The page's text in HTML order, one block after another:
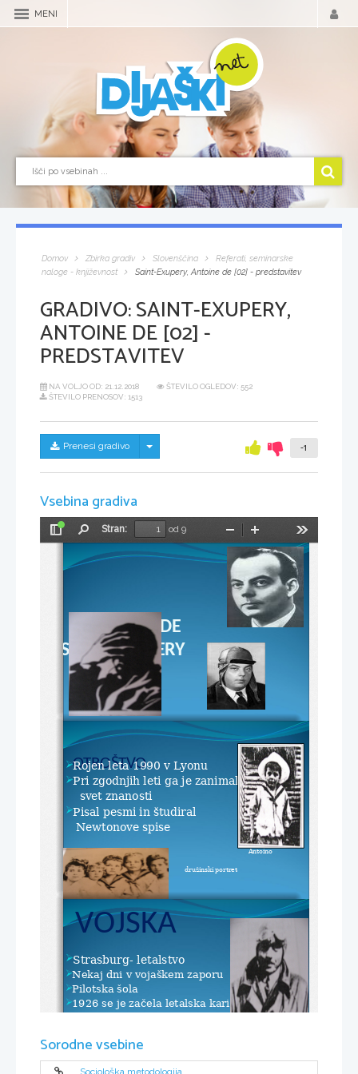
MENI
Domov Zbirka gradiv Slovenščina
Referati, seminarske
naloge - književnost
Saint-Exupery, Antoine de [02] - predstavitev
GRADIVO:SAINT-EXUPERY,
ANTOINE DE [02] -
PREDSTAVITEV
NA VOLJO OD: 21.12.2018
ŠTEVILO OGLEDOV: 552
ŠTEVILO PRENOSOV: 1513
Prenesi gradivo Skrij/prikaži meni -1
Vsebina gradiva
Preklopi
vrstico
Stran:
od 9
Pomanjšaj
ANTOINE DE
SAINT-EXUPERY
OTROŠTVO
Rojen leta 1990 v Lyonu
Pri zgodnjih leti ga je zanimal
svet znanosti
Pisal pesmi in študiral
Newtonove spise
Antoino
kot otrok
 družinski portret
VOJSKA
Strasburg- letalstvo
Nekaj dni v vojaškem zaporu
Pilotska šola
1926 se je začela letalska kariera
Dve leti poveljnik samotnega
 Ravnatelj južnoameriškega
letališča
Sorodne vsebine
Sociološka metodologija